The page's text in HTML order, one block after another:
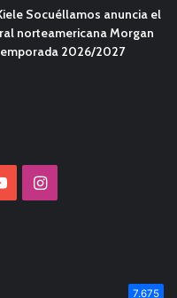
Socuéllamos anuncia el
norteamericana Morgan
2026/2027
YouTubeInstagram
7.675